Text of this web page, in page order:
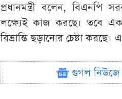
প্রধানমন্ত্রী বলেন,
লক্ষ্যেই কাজ করছে। তবে
বিভ্রান্তি ছড়ানোর চেষ্টা
গুগল